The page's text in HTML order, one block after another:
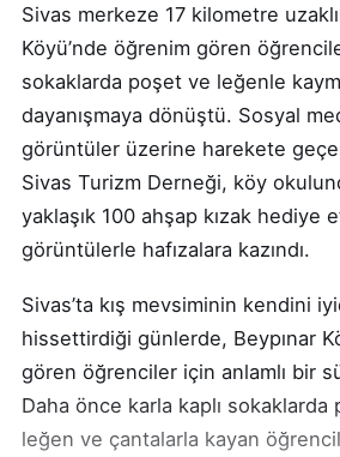
Sivas merkeze 17 kilometre
Köyü’nde öğrenim gören
sokaklarda poşet ve leğenle
dayanışmaya dönüştü. Sosyal
görüntüler üzerine harekete
Sivas Turizm Derneği, köy
yaklaşık 100 ahşap kızak hediye
görüntülerle hafızalara kazındı.
Sivas’ta kış mevsiminin kendini
hissettirdiği günlerde, Beypınar
gören öğrenciler için anlamlı bir
Daha önce karla kaplı
leğen ve çantalarla kayan